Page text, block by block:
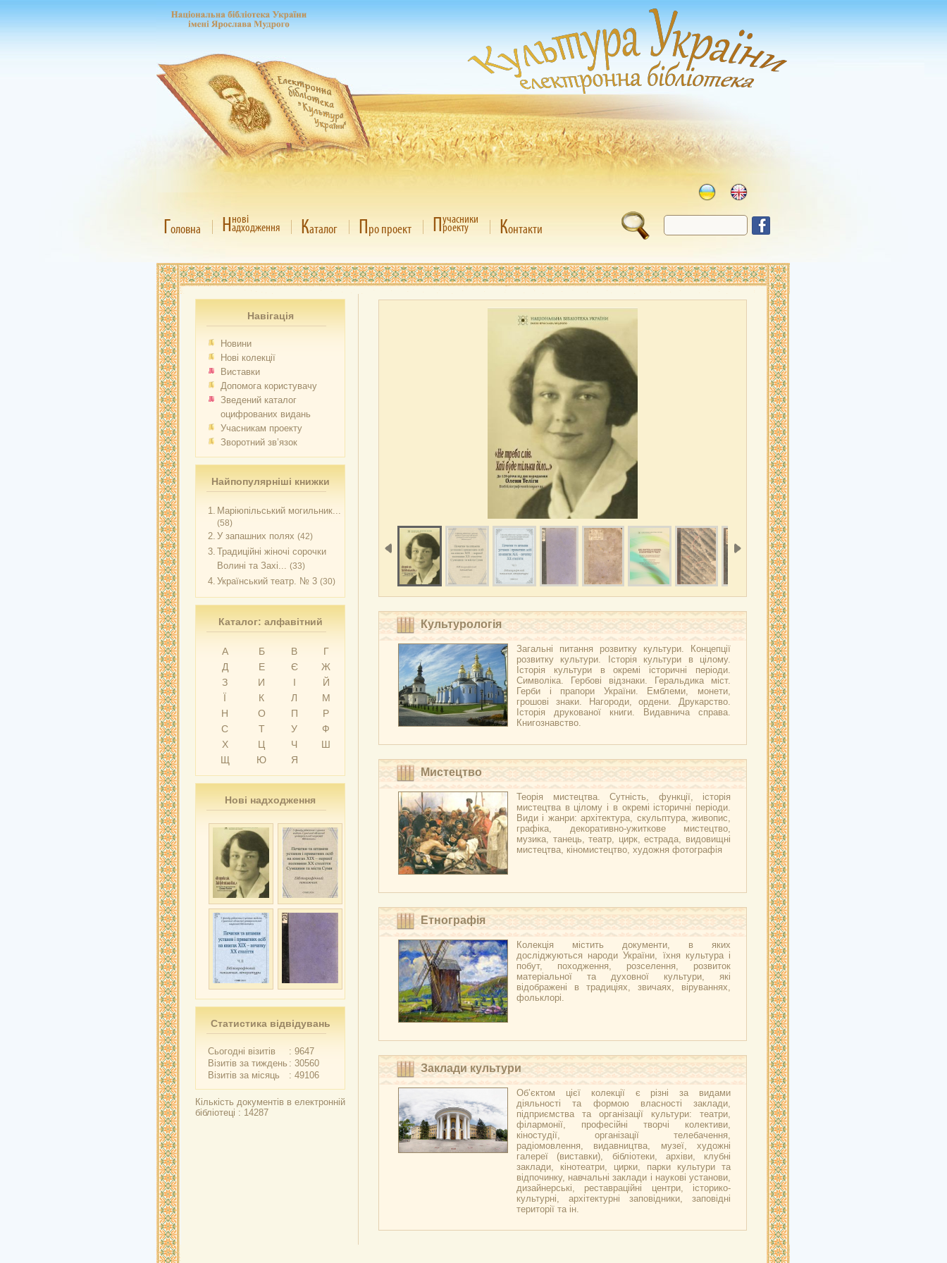
Головна Ннові
адходження Каталог Про проект Пучасники
роекту Контакти
Навігація
Новини
Нові колекції
Виставки
Допомога користувачу
Зведений каталог
оцифрованих видань
Учасникам проекту
Зворотний зв’язок
Найпопулярніші книжки
1. Маріюпільський могильник...
(58)
2. У запашних полях (42)
3. Традиційні жіночі сорочки
Волині та Захі... (33)
4. Український театр. № 3 (30)
Каталог: алфавітний
А Б В
Г
Д
Е Є
Ж
З
И І
Й
Ї
К Л
М
Н
О П
Р
С
Т У
Ф
Х
Ц Ч
Ш
Щ
Ю Я
Нові надходження
Статистика відвідувань
Сьогодні візитів
: 9647
Візитів за тиждень : 30560
Візитів за місяць
: 49106
Кількість документів в електронній
бібліотеці : 14287
Культурологія
Загальні питання розвитку культури. Концепції
розвитку культури. Історія культури в цілому.
Історія культури в окремі історичні періоди.
Символіка. Гербові відзнаки. Геральдика міст.
Герби і прапори України. Емблеми, монети,
грошові знаки. Нагороди, ордени. Друкарство.
Історія друкованої книги. Видавнича справа.
Книгознавство.
Мистецтво
Теорія мистецтва. Сутність, функції, історія
мистецтва в цілому і в окремі історичні періоди.
Види і жанри: архітектура, скульптура, живопис,
графіка, декоративно-ужиткове мистецтво,
музика, танець, театр, цирк, естрада, видовищні
мистецтва, кіномистецтво, художня фотографія
Етнографія
Колекція містить документи, в яких
досліджуються народи України, їхня культура і
побут, походження, розселення, розвиток
матеріальної та духовної культури, які
відображені в традиціях, звичаях, віруваннях,
фольклорі.
Заклади культури
Об’єктом цієї колекції є різні за видами
діяльності та формою власності заклади,
підприємства та організації культури: театри,
філармонії, професійні творчі колективи,
кіностудії, організації телебачення,
радіомовлення, видавництва, музеї, художні
галереї (виставки), бібліотеки, архіви, клубні
заклади, кінотеатри, цирки, парки культури та
відпочинку, навчальні заклади і наукові установи,
дизайнерські, реставраційні центри, історико-
культурні, архітектурні заповідники, заповідні
території та ін.